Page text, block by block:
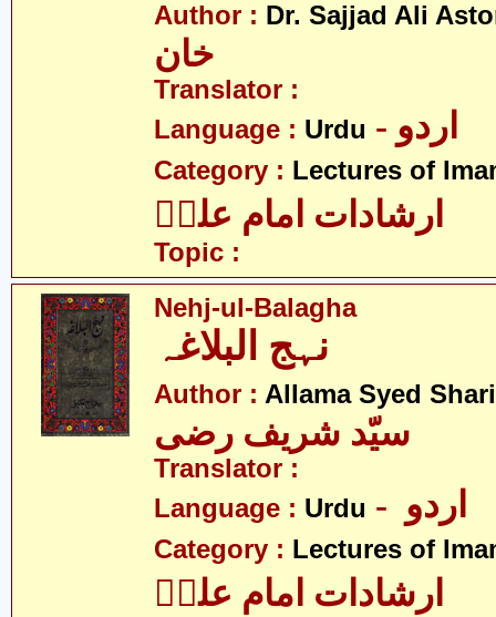
Author : Dr. Sajjad Ali
خان
Translator :
Language : Urdu - اردو
Category : Lectures of
ارشادات امام علیؑ
Topic :
Nehj-ul-Balagha
Author : Allama Syed
سیّد شریف رضی
Translator :
Language : Urdu
Category : Lectures of
ارشادات امام علیؑ